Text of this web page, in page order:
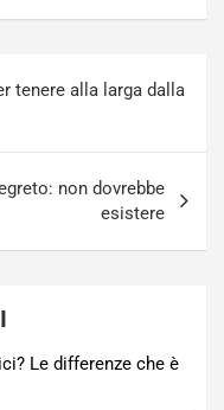
tenere alla larga dalla
non dovrebbe
esistere
Le differenze che è